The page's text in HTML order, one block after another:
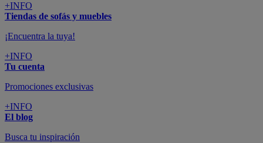
+INFO
Tiendas de sofás y muebles
¡Encuentra la tuya!
+INFO
Tu cuenta
Promociones exclusivas
+INFO
El blog
Busca tu inspiración